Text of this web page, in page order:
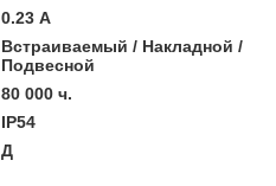
0.23 А
Встраиваемый / Накладной /
Подвесной
80 000 ч.
IP54
Д